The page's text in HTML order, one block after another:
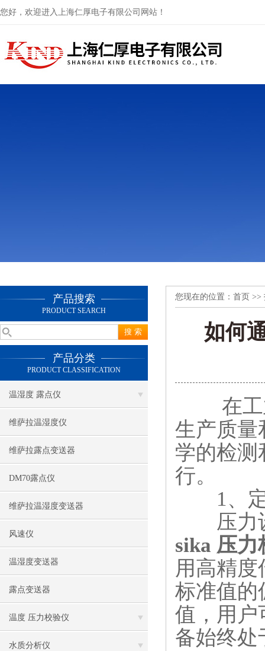
您好，欢迎进入上海仁厚电子有限公司网站！
产品搜索
PRODUCT SEARCH
产品分类
PRODUCT CLASSIFICATION
温湿度 露点仪
维萨拉温湿度仪
维萨拉露点变送器
DM70露点仪
维萨拉温湿度变送器
风速仪
温湿度变送器
露点变送器
温度 压力校验仪
水质分析仪
您现在的位置： 首页 >>
如何
在工业
生产质量
学的检测
行。
​​1、定
压力设
sika 压力
用高精
标准值的
值，用户
备始终处